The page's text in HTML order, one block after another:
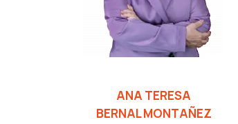
ANA TERESA
BERNAL MONTAÑEZ